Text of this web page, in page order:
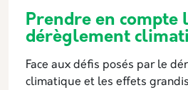
Prendre en compte
dérèglement
Face aux défis posés par le
climatique et les effets